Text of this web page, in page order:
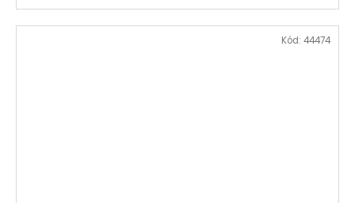
Kód: 44474